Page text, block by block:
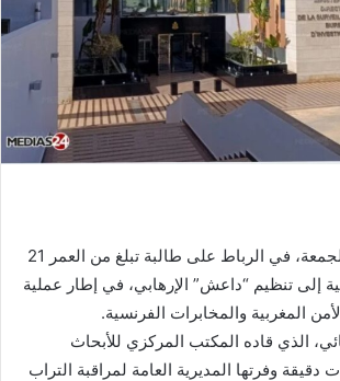
أُلقي القبض، يومه الجمعة، في الرباط على طالبة تبلغ من العمر 21
إلى تنظيم “داعش” الإرهابي، في إطار عملية
المغربية والمخابرات الفرنسية.
الذي قاده المكتب المركزي للأبحاث
دقيقة وفرتها المديرية العامة لمراقبة التراب